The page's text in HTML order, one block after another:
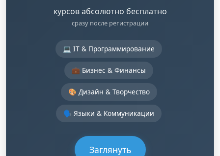
курсов абсолютно бесплатно
сразу после регистрации
💻 IT & Программирование
💼 Бизнес & Финансы
🎨 Дизайн & Творчество
🗣️ Языки & Коммуникации
Заглянуть